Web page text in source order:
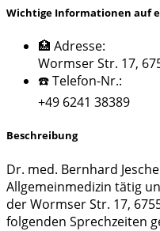
Wichtige Informationen auf
🏥 Adresse:
Wormser Str. 17,
☎️ Telefon-Nr.:
+49 6241 38389
Beschreibung
Dr. med. Bernhard
Allgemeinmedizin tätig
der Wormser Str. 17,
folgenden Sprechzeiten